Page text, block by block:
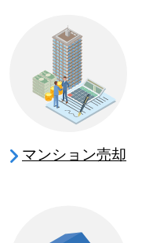
マンション売却